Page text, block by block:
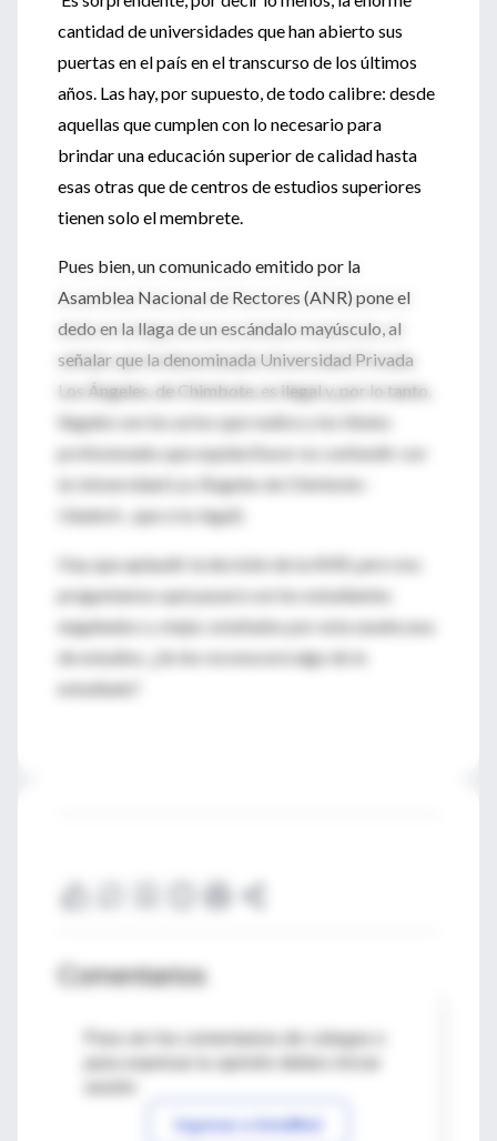
cantidad de universidades que han abierto sus
puertas en el país en el transcurso de los últimos
años. Las hay, por supuesto, de todo calibre: desde
aquellas que cumplen con lo necesario para
brindar una educación superior de calidad hasta
esas otras que de centros de estudios superiores
tienen solo el membrete.
Pues bien, un comunicado emitido por la
Asamblea Nacional de Rectores (ANR) pone el
dedo en la llaga de un escándalo mayúsculo, al
señalar que la denominada Universidad Privada
Los Ángeles, de Chimbote, es ilegal y, por lo tanto,
ilegales son los actos que realice y los títulos
profesionales que expida (favor no confundir con
la Universidad Los Ángeles de Chimbote -
Uladech-, que sí es legal).
Hay que aplaudir la decisión de la ANR, pero nos
preguntamos qué pasará con los estudiantes
engañados o, mejor, estafados por esta seudocasa
de estudios. ¿Se les reconocerá algo de lo
estudiado?
Comentarios
Para ver los comentarios de colegas o
Ingresar a IntraMed